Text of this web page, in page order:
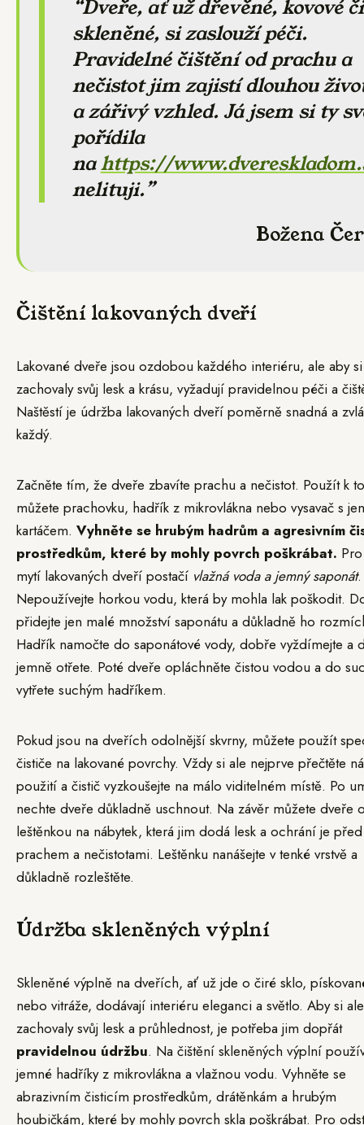
Dveře, ať už dřevěné, kovové či
skleněné, si zaslouží péči.
Pravidelné čištění od prachu a
nečistot jim zajistí dlouhou
a zářivý vzhled. Já jsem si ty
pořídila
nahttps://
nelituji.
Božena
Čištění lakovaných dveří
Lakované dveře jsou ozdobou každého interiéru, ale aby si
zachovaly svůj lesk a krásu, vyžadují pravidelnou péči a
Naštěstí je údržba lakovaných dveří poměrně snadná a
každý.
Začněte tím, že dveře zbavíte prachu a nečistot. Použít k
můžete prachovku, hadřík z mikrovlákna nebo vysavač s
kartáčem. Vyhněte se hrubým hadrům a agresivním
prostředkům, které by mohly povrch poškrábat.
mytí lakovaných dveří postačí vlažná voda a jemný saponát.
Nepoužívejte horkou vodu, která by mohla lak poškodit.
přidejte jen malé množství saponátu a důkladně ho
Hadřík namočte do saponátové vody, dobře vyždímejte a
jemně otřete. Poté dveře opláchněte čistou vodou a do
vytřete suchým hadříkem.
Pokud jsou na dveřích odolnější skvrny, můžete použít
čističe na lakované povrchy. Vždy si ale nejprve přečtěte
použití a čistič vyzkoušejte na málo viditelném místě. Po
nechte dveře důkladně uschnout. Na závěr můžete dveře
leštěnkou na nábytek, která jim dodá lesk a ochrání je před
prachem a nečistotami. Leštěnku nanášejte v tenké vrstvě a
důkladně rozleštěte.
Údržba skleněných výplní
Skleněné výplně na dveřích, ať už jde o čiré sklo,
nebo vitráže, dodávají interiéru eleganci a světlo. Aby si ale
zachovaly svůj lesk a průhlednost, je potřeba jim dopřát
pravidelnou údržbu. Na čištění skleněných výplní
jemné hadříky z mikrovlákna a vlažnou vodu. Vyhněte se
abrazivním čisticím prostředkům, drátěnkám a hrubým
houbičkám, které by mohly povrch skla poškrábat. Pro